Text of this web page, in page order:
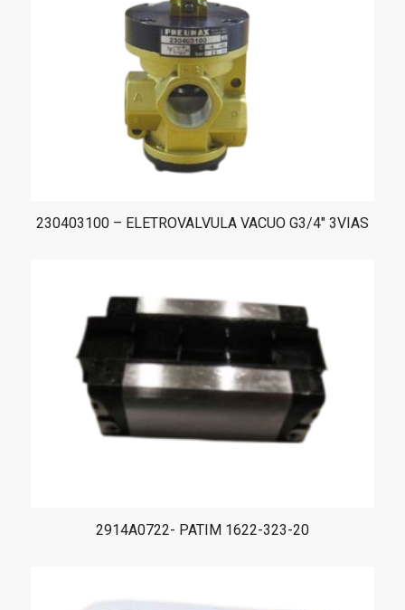
230403100 – ELETROVALVULA VACUO G3/4″ 3VIAS
2914A0722- PATIM 1622-323-20